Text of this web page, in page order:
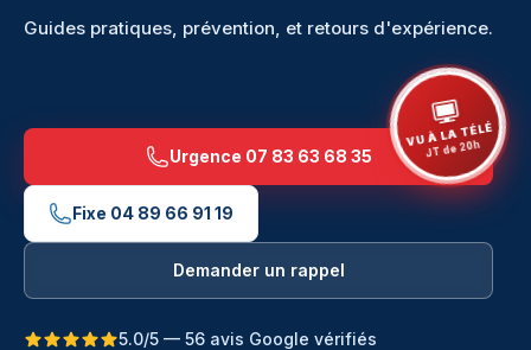
Guides pratiques, prévention, et retours d'expérience.
Urgence 07 83 63 68 35
Fixe 04 89 66 91 19
VU À LA TÉLÉ
JT de 20h
Demander un rappel
5.0/5 — 56 avis Google vérifiés